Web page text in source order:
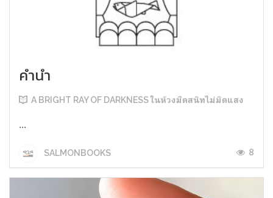
คำนำ
A BRIGHT RAY OF DARKNESS ในห้วงมืดสนิทไม่มิดแสง
...
SALMONBOOKS 8